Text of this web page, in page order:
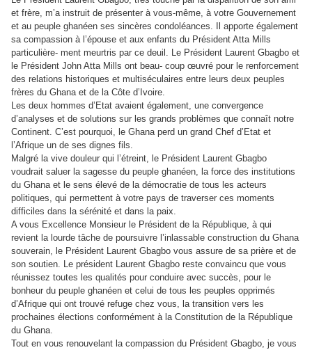
et frère, m’a instruit de présenter à vous-même, à votre Gouvernement
et au peuple ghanéen ses sincères condoléances. Il apporte également
sa compassion à l’épouse et aux enfants du Président Atta Mills
particulière- ment meurtris par ce deuil. Le Président Laurent Gbagbo et
le Président John Atta Mills ont beau- coup œuvré pour le renforcement
des relations historiques et multiséculaires entre leurs deux peuples
frères du Ghana et de la Côte d’Ivoire.
Les deux hommes d’Etat avaient également, une convergence
d’analyses et de solutions sur les grands problèmes que connaît notre
Continent. C’est pourquoi, le Ghana perd un grand Chef d’Etat et
l’Afrique un de ses dignes fils.
Malgré la vive douleur qui l’étreint, le Président Laurent Gbagbo
voudrait saluer la sagesse du peuple ghanéen, la force des institutions
du Ghana et le sens élevé de la démocratie de tous les acteurs
politiques, qui permettent à votre pays de traverser ces moments
difficiles dans la sérénité et dans la paix.
A vous Excellence Monsieur le Président de la République, à qui
revient la lourde tâche de poursuivre l’inlassable construction du Ghana
souverain, le Président Laurent Gbagbo vous assure de sa prière et de
son soutien. Le président Laurent Gbagbo reste convaincu que vous
réunissez toutes les qualités pour conduire avec succès, pour le
bonheur du peuple ghanéen et celui de tous les peuples opprimés
d’Afrique qui ont trouvé refuge chez vous, la transition vers les
prochaines élections conformément à la Constitution de la République
du Ghana.
Tout en vous renouvelant la compassion du Président Gbagbo, je vous